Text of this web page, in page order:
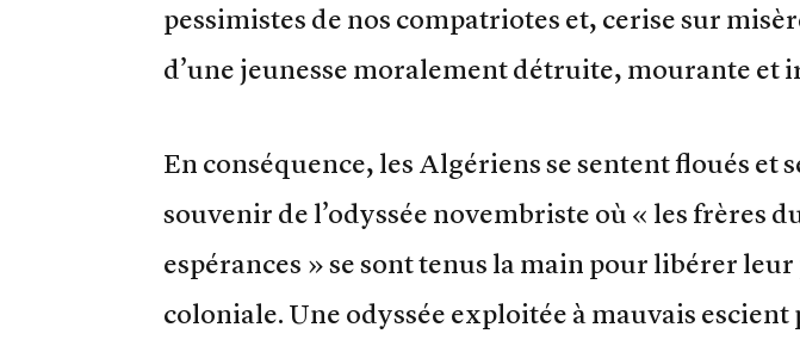
pessimistes de nos compatriotes et, cerise sur
d’une jeunesse moralement détruite, mourante et
En conséquence, les Algériens se sentent floués et
souvenir de l’odyssée novembriste où « les frères
espérances » se sont tenus la main pour libérer
coloniale. Une odyssée exploitée à mauvais escient